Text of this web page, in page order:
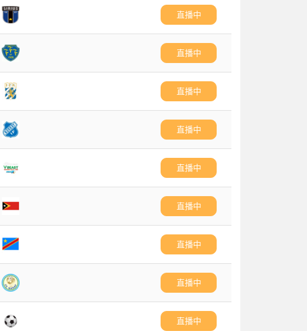
直播中
直播中
直播中
直播中
直播中
直播中
直播中
直播中
直播中